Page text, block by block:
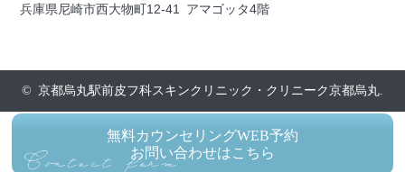
無料カウンセリングWEB予約
お問い合わせはこちら
兵庫県尼崎市西大物町12-41 アマゴッタ4階
© 京都烏丸駅前皮フ科スキンクリニック・クリニーク京都烏丸.